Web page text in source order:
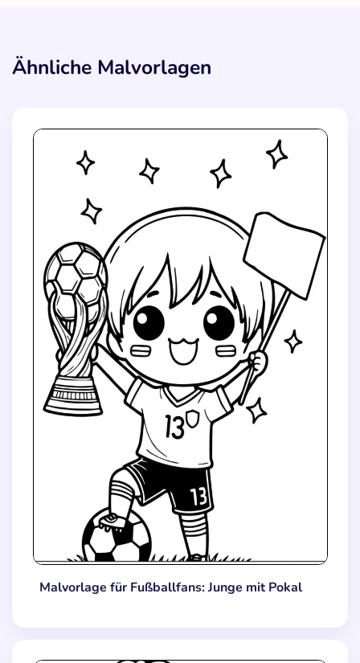
Ähnliche Malvorlagen
Malvorlage für Fußballfans: Junge mit Pokal